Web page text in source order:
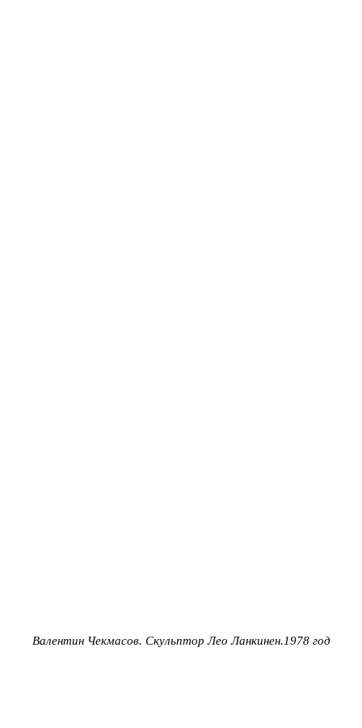
Валентин Чекмасов. Скульптор Лео Ланкинен.1978 год